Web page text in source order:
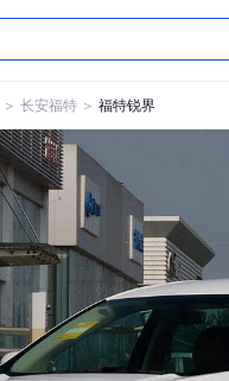
＞ 长安福特 ＞ 福特锐界